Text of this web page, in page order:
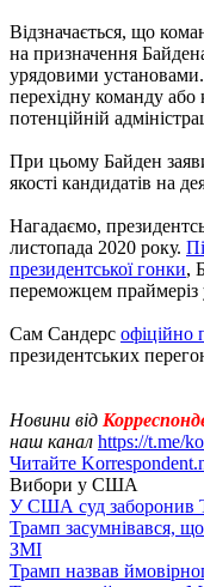
Відзначається, що
на призначення
урядовими
перехідну команду або
потенційній
При цьому Байден
якості кандидатів на
Нагадаємо,
листопада 2020 року.
президентської гонки,
переможцем праймеріз
Сам Сандерс офіційно
президентських
Новини від
наш канал https://t.me/
Читайте
Вибори у США
У США суд заборонив
Трамп засумнівався,
ЗМІ
Трамп назвав